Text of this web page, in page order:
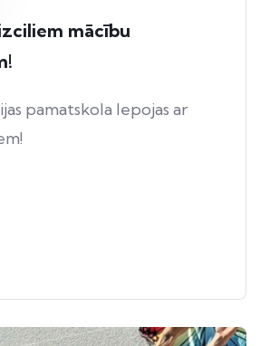
mācību
pamatskola lepojas ar